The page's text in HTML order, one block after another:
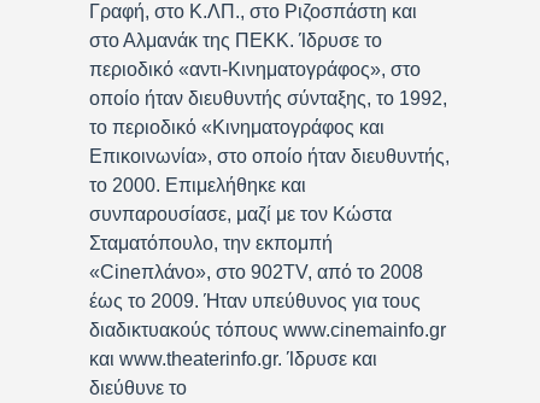
Γραφή, στο Κ.ΛΠ., στο Ριζοσπάστη και
στο Αλμανάκ της ΠΕΚΚ. Ίδρυσε το
περιοδικό «αντι-Κινηματογράφος», στο
οποίο ήταν διευθυντής σύνταξης, το 1992,
το περιοδικό «Κινηματογράφος και
Επικοινωνία», στο οποίο ήταν διευθυντής,
το 2000. Επιμελήθηκε και
συνπαρουσίασε, μαζί με τον Κώστα
Σταματόπουλο, την εκπομπή
«Cineπλάνο», στο 902TV, από το 2008
έως το 2009. Ήταν υπεύθυνος για τους
διαδικτυακούς τόπους www.cinemainfo.gr
και www.theaterinfo.gr. Ίδρυσε και
διεύθυνε το